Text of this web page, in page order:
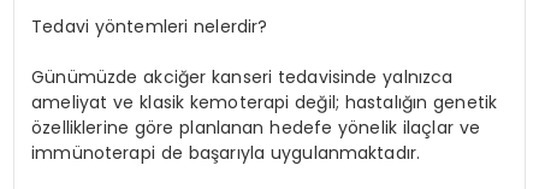
Tedavi yöntemleri nelerdir?
Günümüzde akciğer kanseri tedavisinde yalnızca
ameliyat ve klasik kemoterapi değil; hastalığın genetik
özelliklerine göre planlanan hedefe yönelik ilaçlar ve
immünoterapi de başarıyla uygulanmaktadır.